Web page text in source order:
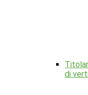
di